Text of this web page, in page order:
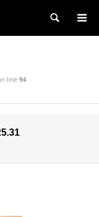
Search
line 94